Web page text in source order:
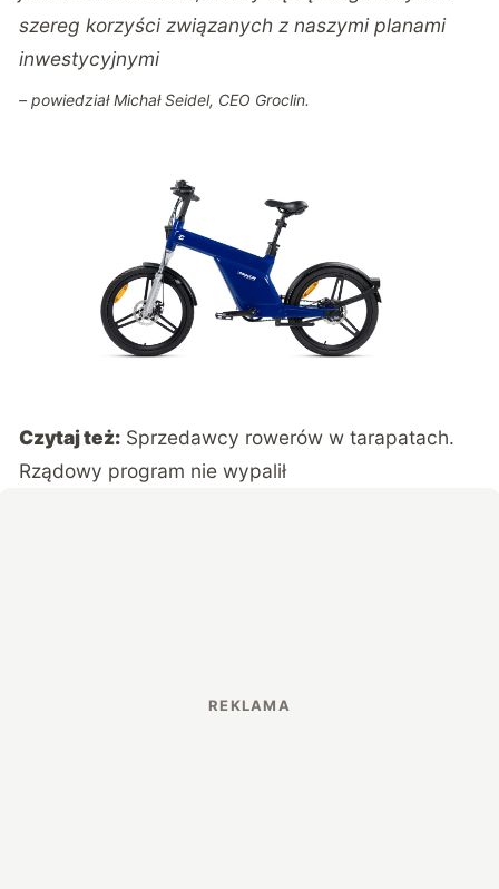
szereg korzyści związanych z naszymi planami
inwestycyjnymi
– powiedział Michał Seidel, CEO Groclin.
Czytaj też: Sprzedawcy rowerów w tarapatach.
Rządowy program nie wypalił